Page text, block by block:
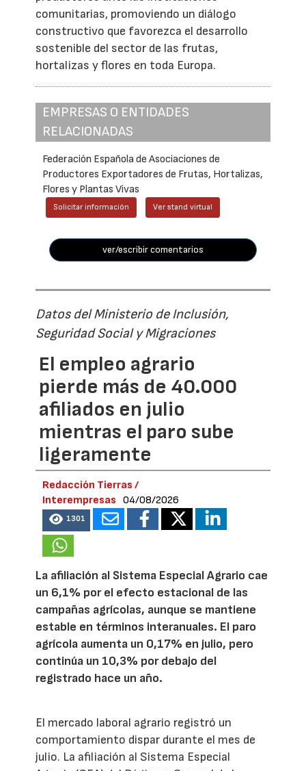
comunitarias, promoviendo un diálogo
constructivo que favorezca el desarrollo
sostenible del sector de las frutas,
hortalizas y flores en toda Europa.
EMPRESAS O ENTIDADES
RELACIONADAS
Federación Española de Asociaciones de
Productores Exportadores de Frutas, Hortalizas,
Flores y Plantas Vivas
Solicitar información Ver stand virtual
ver/escribir comentarios
Datos del Ministerio de Inclusión,
Seguridad Social y Migraciones
El empleo agrario
pierde más de 40.000
afiliados en julio
mientras el paro sube
ligeramente
Redacción Tierras /
Interempresas
04/08/2026
1301
La afiliación al Sistema Especial Agrario cae
un 6,1% por el efecto estacional de las
campañas agrícolas, aunque se mantiene
estable en términos interanuales. El paro
agrícola aumenta un 0,17% en julio, pero
continúa un 10,3% por debajo del
registrado hace un año.
El mercado laboral agrario registró un
comportamiento dispar durante el mes de
julio. La afiliación al Sistema Especial